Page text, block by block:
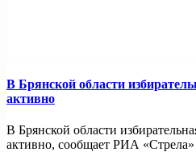
В Брянской области
активно
В Брянской области
активно, сообщает РИА